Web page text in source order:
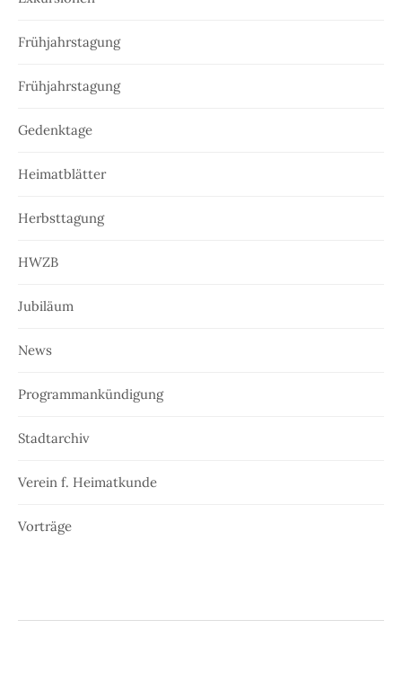
Frühjahrstagung
Frühjahrstagung
Gedenktage
Heimatblätter
Herbsttagung
HWZB
Jubiläum
News
Programmankündigung
Stadtarchiv
Verein f. Heimatkunde
Vorträge